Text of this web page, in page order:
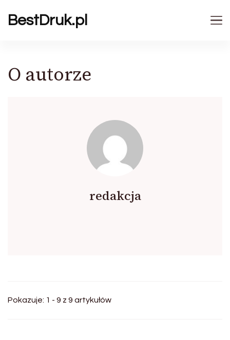
BestDruk.pl
O autorze
redakcja
Pokazuje: 1 - 9 z 9 artykułów